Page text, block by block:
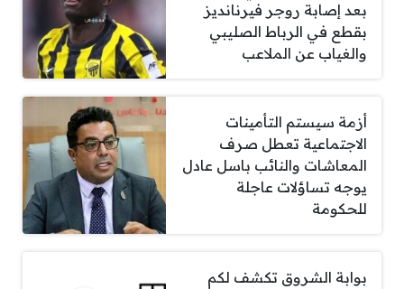
بعد إصابة روجر فيرنانديز
بقطع في الرباط الصليبي
والغياب عن الملاعب
أزمة سيستم التأمينات
الاجتماعية تعطل صرف
المعاشات والنائب باسل عادل
يوجه تساؤلات عاجلة
للحكومة
بوابة الشروق تكشف لكم